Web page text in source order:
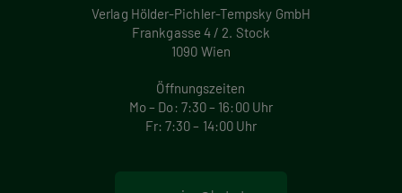
Verlag Hölder-Pichler-Tempsky GmbH
Frankgasse 4 / 2. Stock
1090 Wien
Öffnungszeiten
Mo – Do: 7:30 – 16:00 Uhr
Fr: 7:30 – 14:00 Uhr